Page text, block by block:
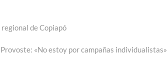
de Copiapó
«No estoy por campañas individualistas»